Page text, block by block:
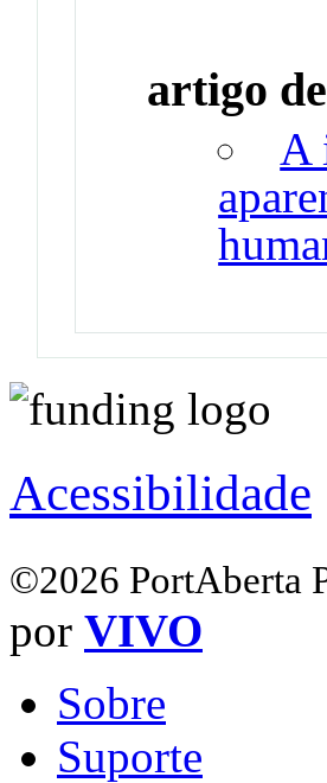
artigo
A
Acessibilidade
©2026 PortAberta
por VIVO
Sobre
Suporte